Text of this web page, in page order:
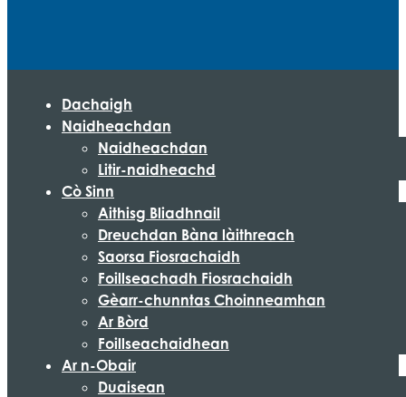
Dachaigh
Naidheachdan
Naidheachdan
Litir-naidheachd
Cò Sinn
Aithisg Bliadhnail
Dreuchdan Bàna làithreach
Saorsa Fiosrachaidh
Foillseachadh Fiosrachaidh
Gèarr-chunntas Choinneamhan
Ar Bòrd
Foillseachaidhean
Ar n-Obair
Duaisean